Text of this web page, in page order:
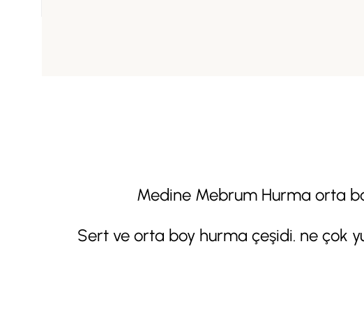
Medine Mebrum Hurma orta
Sert ve orta boy hurma çeşidi. ne çok